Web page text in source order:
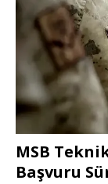
MSB
Başvuru